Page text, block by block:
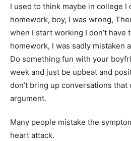
I used to think maybe in college I
homework, boy, I was wrong,
when I start working I don’t have
homework, I was sadly mistaken
Do something fun with your
week and just be upbeat and
don’t bring up conversations that
argument.
Many people mistake the
heart attack.